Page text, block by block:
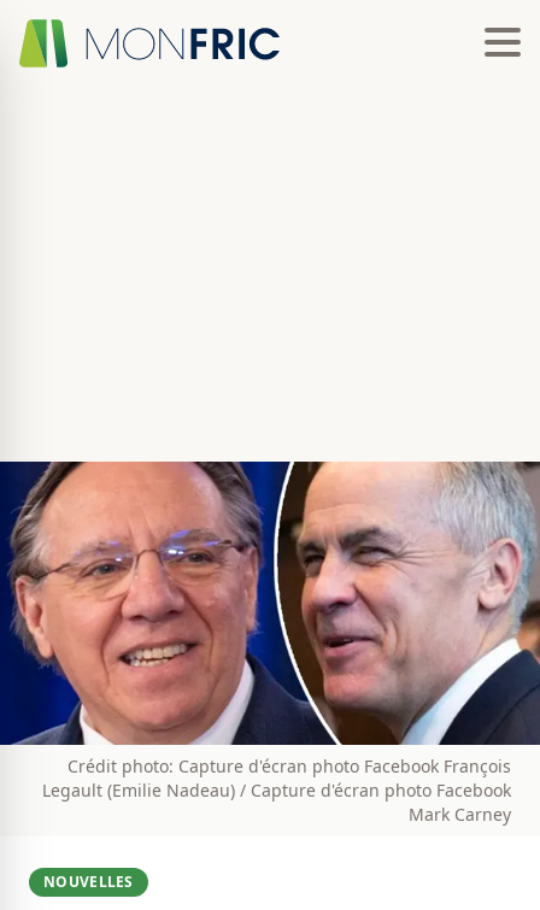
Crédit photo: Capture d'écran photo Facebook François
Legault (Emilie Nadeau) / Capture d'écran photo Facebook
Mark Carney
NOUVELLES